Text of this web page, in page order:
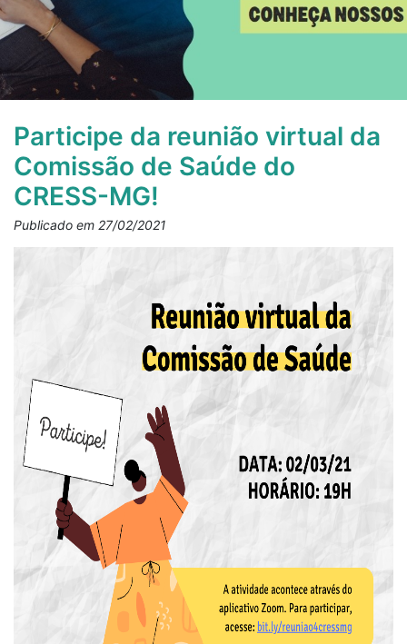
Participe da reunião virtual da
Comissão de Saúde do
CRESS-MG!
Publicado em 27/02/2021